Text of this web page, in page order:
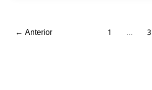
tu
← Anterior 1 … 3